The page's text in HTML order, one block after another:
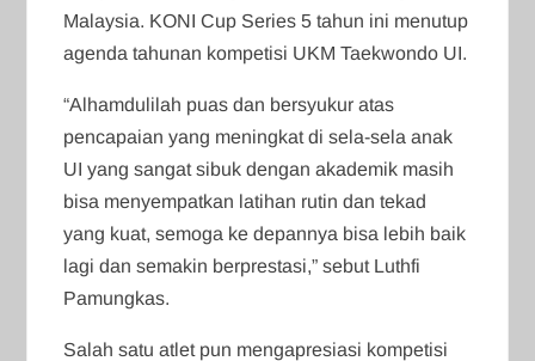
Malaysia. KONI Cup Series 5 tahun ini menutup
agenda tahunan kompetisi UKM Taekwondo UI.
“Alhamdulilah puas dan bersyukur atas
pencapaian yang meningkat di sela-sela anak
UI yang sangat sibuk dengan akademik masih
bisa menyempatkan latihan rutin dan tekad
yang kuat, semoga ke depannya bisa lebih baik
lagi dan semakin berprestasi,” sebut Luthfi
Pamungkas.
Salah satu atlet pun mengapresiasi kompetisi